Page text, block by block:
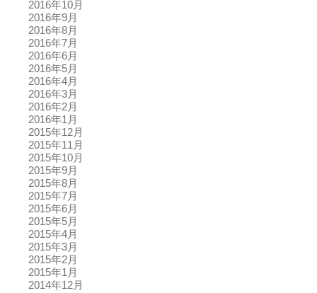
2016年10月
2016年9月
2016年8月
2016年7月
2016年6月
2016年5月
2016年4月
2016年3月
2016年2月
2016年1月
2015年12月
2015年11月
2015年10月
2015年9月
2015年8月
2015年7月
2015年6月
2015年5月
2015年4月
2015年3月
2015年2月
2015年1月
2014年12月